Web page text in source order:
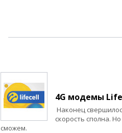
4G модемы
Наконец
скорость сполна.
сможем.